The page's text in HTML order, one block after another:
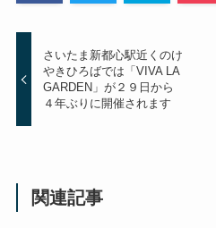
さいたま新都心駅近くのけ
やきひろばでは「VIVA LA
GARDEN」が２９日から
４年ぶりに開催されます
関連記事